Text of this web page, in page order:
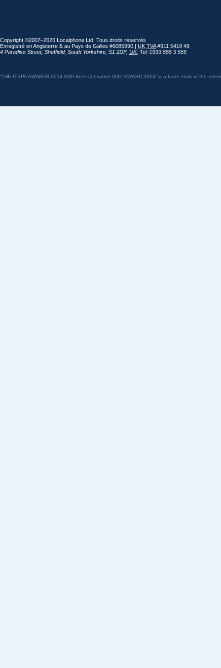
Copyright ©2007–2026 Localphone Ltd . Tous droits réservés
Enregistré en Angleterre & au Pays de Galles #6085990 | UK TVA#911 5418 49
4 Paradise Street, Sheffield, South Yorkshire S1 2DF, UK, Tel: 0333 555 3 555
“THE ITSPA AWARDS 2014 AND Best Consumer VoIP AWARD 2014” is a trade mark of the